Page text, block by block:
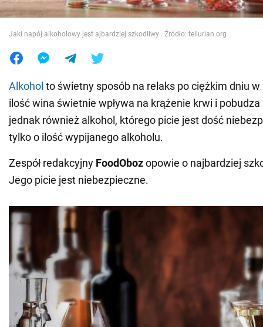
Jedzenie
Jaki napój alkoholowy jest ajbardziej szkodliwy . Źródło: tellurian.org
Alkohol to świetny sposób na relaks po ciężkim dniu
ilość wina świetnie wpływa na krążenie krwi i
jednak również alkohol, którego picie jest dość
tylko o ilość wypijanego alkoholu.
Zespół redakcyjny FoodObozopowie o najbardziej
Jego picie jest niebezpieczne.